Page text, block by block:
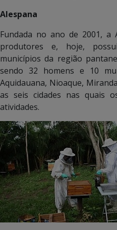
Alespana
Fundada no ano de 2001, a
produtores e, hoje,
municípios da região
sendo 32 homens e 10
Aquidauana, Nioaque,
as seis cidades nas quais
atividades.